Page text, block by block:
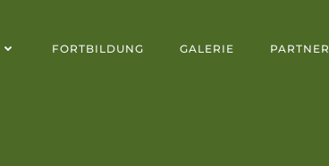
FORTBILDUNG GALERIE PARTNER